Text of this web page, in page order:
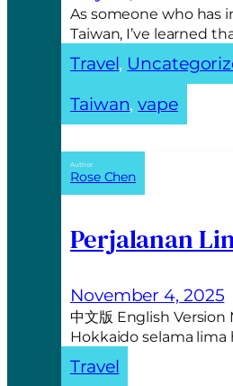
As someone who has
Taiwan, I’ve learned
Travel,
Taiwan, vape
Author:
Rose Chen
Perjalanan
November 4, 2025
中文版 English
Hokkaido selama lima
Travel